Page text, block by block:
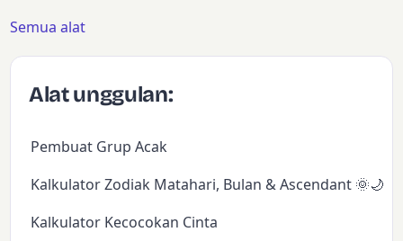
Semua alat
Alat unggulan:
Pembuat Grup Acak
Kalkulator Zodiak Matahari, Bulan & Ascendant 🌞🌙✨
Kalkulator Kecocokan Cinta